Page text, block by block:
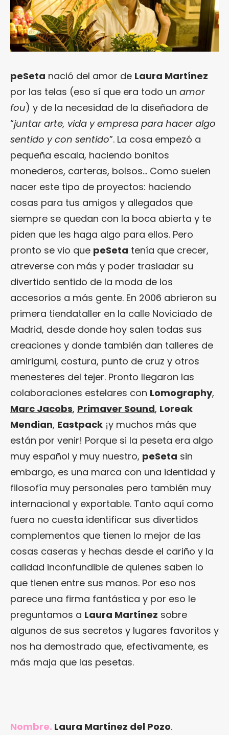
peSeta nació del amor de Laura Martínez
por las telas (eso sí que era todo un amor
fou) y de la necesidad de la diseñadora de
“juntar arte, vida y empresa para hacer algo
sentido y con sentido”. La cosa empezó a
pequeña escala, haciendo bonitos
monederos, carteras, bolsos… Como suelen
nacer este tipo de proyectos: haciendo
cosas para tus amigos y allegados que
siempre se quedan con la boca abierta y te
piden que les haga algo para ellos. Pero
pronto se vio que peSeta tenía que crecer,
atreverse con más y poder trasladar su
divertido sentido de la moda de los
accesorios a más gente. En 2006 abrieron su
primera tiendataller en la calle Noviciado de
Madrid, desde donde hoy salen todas sus
creaciones y donde también dan talleres de
amirigumi, costura, punto de cruz y otros
menesteres del tejer. Pronto llegaron las
colaboraciones estelares con Lomography,
Marc Jacobs, Primaver Sound, Loreak
Mendian, Eastpack ¡y muchos más que
están por venir! Porque si la peseta era algo
muy español y muy nuestro, peSeta sin
embargo, es una marca con una identidad y
filosofía muy personales pero también muy
internacional y exportable. Tanto aquí como
fuera no cuesta identificar sus divertidos
complementos que tienen lo mejor de las
cosas caseras y hechas desde el cariño y la
calidad inconfundible de quienes saben lo
que tienen entre sus manos. Por eso nos
parece una firma fantástica y por eso le
preguntamos a Laura Martínez sobre
algunos de sus secretos y lugares favoritos y
nos ha demostrado que, efectivamente, es
más maja que las pesetas.
Nombre. Laura Martínez del Pozo.